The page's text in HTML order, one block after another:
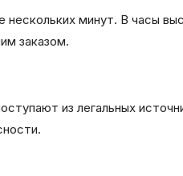
минут. В часы
заказом.
из легальных